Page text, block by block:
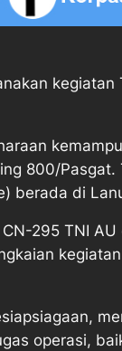
800/
berada di
295 TNI
operasi,